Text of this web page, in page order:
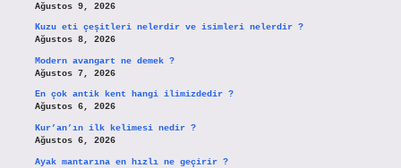
Ağustos 9, 2026
Kuzu eti çeşitleri nelerdir ve isimleri nelerdir ?
Ağustos 8, 2026
Modern avangart ne demek ?
Ağustos 7, 2026
En çok antik kent hangi ilimizdedir ?
Ağustos 6, 2026
Kur’an’ın ilk kelimesi nedir ?
Ağustos 6, 2026
Ayak mantarına en hızlı ne geçirir ?